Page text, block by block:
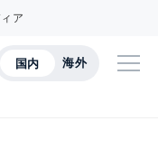
ア
国内 海外